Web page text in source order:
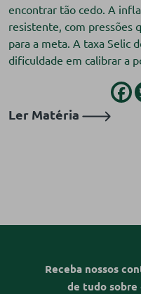
encontrar tão cedo. A
resistente, com pressões
para a meta. A taxa Selic
dificuldade em calibrar a
Ler Matéria
Receba nossos
de tudo sobre